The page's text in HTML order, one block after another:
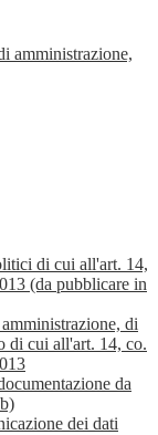
amministrazione,
di cui all'art. 14,
(da pubblicare in
di
di cui all'art. 14, co.
da
dei dati